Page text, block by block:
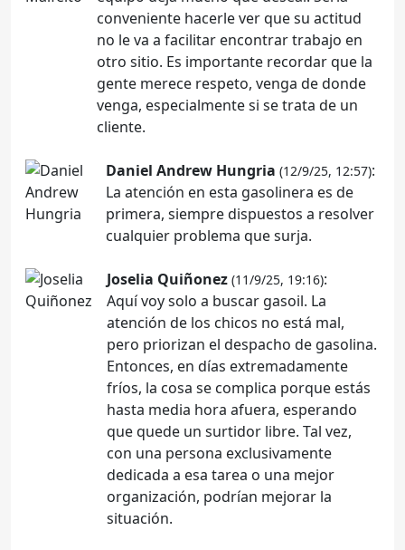
conveniente hacerle ver que su actitud
no le va a facilitar encontrar trabajo en
otro sitio. Es importante recordar que la
gente merece respeto, venga de donde
venga, especialmente si se trata de un
cliente.
Daniel Andrew Hungria (12/9/25, 12:57):
La atención en esta gasolinera es de
primera, siempre dispuestos a resolver
cualquier problema que surja.
Joselia Quiñonez (11/9/25, 19:16):
Aquí voy solo a buscar gasoil. La
atención de los chicos no está mal,
pero priorizan el despacho de gasolina.
Entonces, en días extremadamente
fríos, la cosa se complica porque estás
hasta media hora afuera, esperando
que quede un surtidor libre. Tal vez,
con una persona exclusivamente
dedicada a esa tarea o una mejor
organización, podrían mejorar la
situación.